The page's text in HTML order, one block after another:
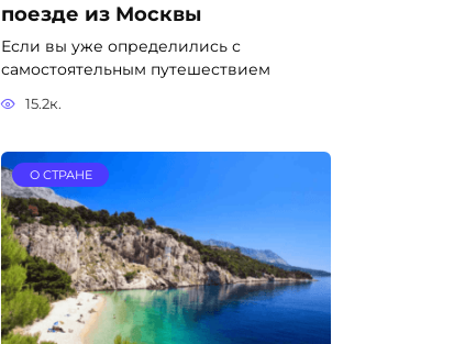
поезде из Москвы
Если вы уже определились с
самостоятельным путешествием
15.2к.
О СТРАНЕ